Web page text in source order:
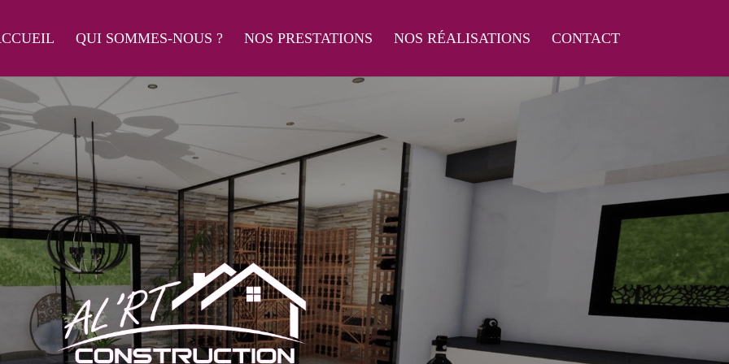
QUI SOMMES-NOUS ? NOS PRESTATIONS NOS RÉALISATIONS CONTACT